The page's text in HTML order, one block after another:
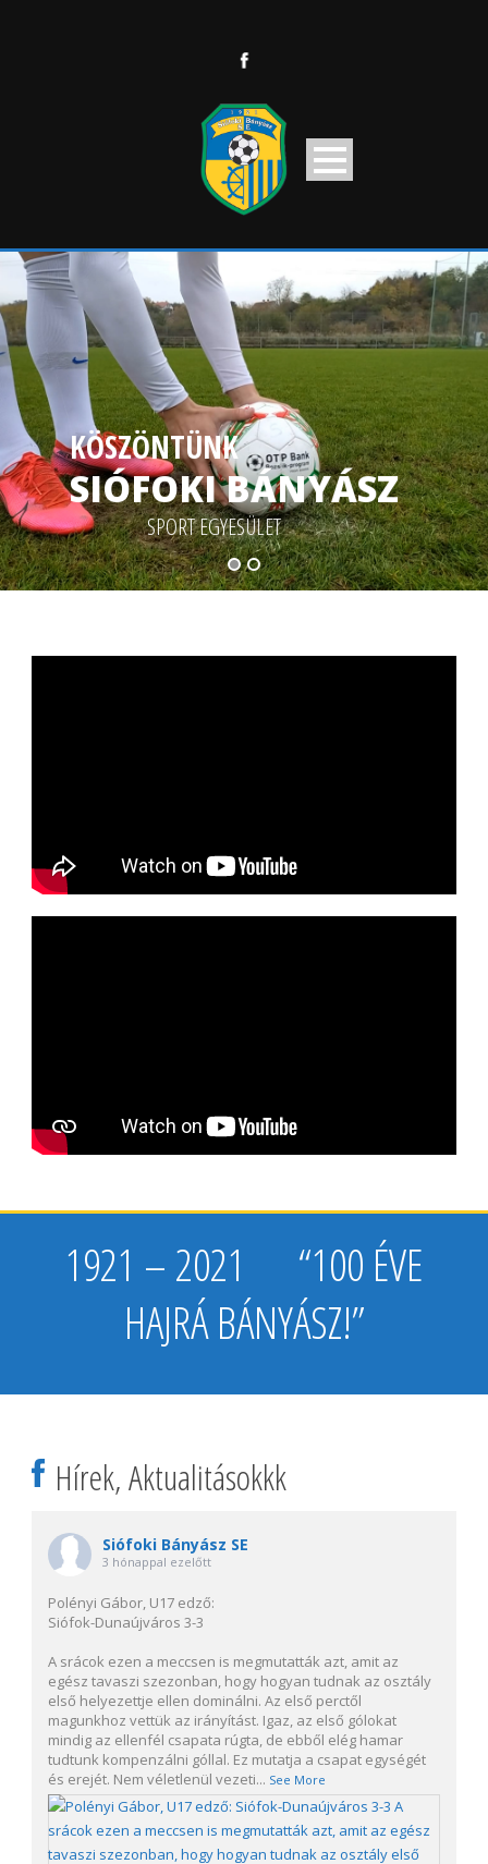
SPORT EGYESÜLET
SIÓFOKI BÁNYÁSZ
KÖSZÖNTÜNK
1921 – 2021 “100 ÉVE
HAJRÁ BÁNYÁSZ!”
Hírek, Aktualitásokkk
Siófoki Bányász SE
3 hónappal ezelőtt
Polényi Gábor, U17 edző:
Siófok-Dunaújváros 3-3
A srácok ezen a meccsen is megmutatták azt, amit az
egész tavaszi szezonban, hogy hogyan tudnak az osztály
első helyezettje ellen dominálni. Az első perctől
magunkhoz vettük az irányítást. Igaz, az első gólokat
mindig az ellenfél csapata rúgta, de ebből elég hamar
tudtunk kompenzálni góllal. Ez mutatja a csapat egységét
és erejét. Nem véletlenül vezeti... See More